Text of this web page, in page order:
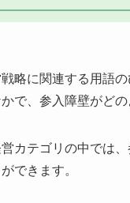
略に関連する用語
で、参入障壁がど
カテゴリの中では
できます。